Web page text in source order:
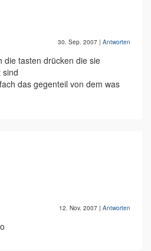
30. Sep. 2007 | Antworten
die tasten drücken die sie
sind
das gegenteil von dem was
12. Nov. 2007 | Antworten